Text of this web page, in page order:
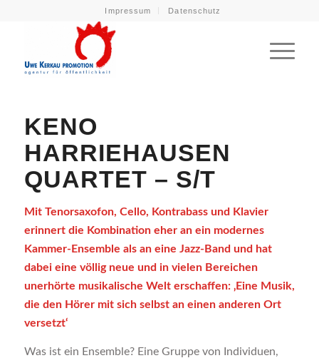
Impressum Datenschutz
KENO
HARRIEHAUSEN
QUARTET – S/T
Mit Tenorsaxofon, Cello, Kontrabass und Klavier
erinnert die Kombination eher an ein modernes
Kammer-Ensemble als an eine Jazz-Band und hat
dabei eine völlig neue und in vielen Bereichen
unerhörte musikalische Welt erschaffen: ‚Eine Musik,
die den Hörer mit sich selbst an einen anderen Ort
versetzt‘
Was ist ein Ensemble? Eine Gruppe von Individuen,